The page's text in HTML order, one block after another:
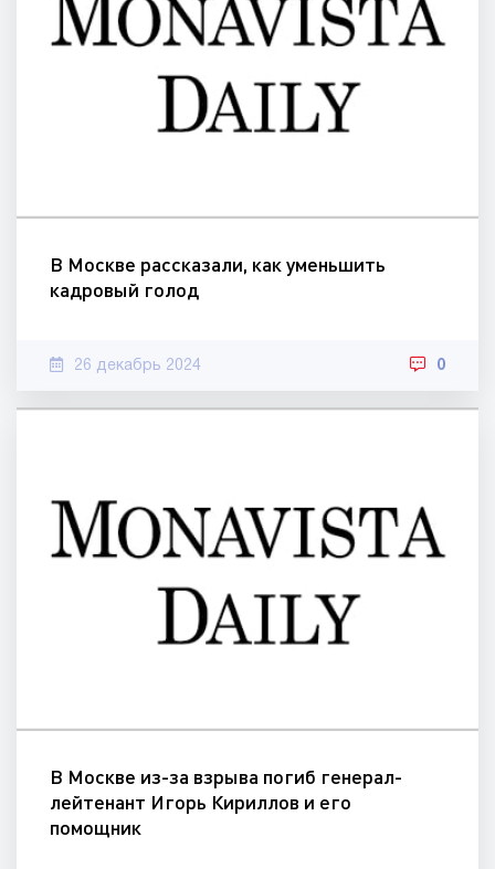
В Москве рассказали, как уменьшить
кадровый голод
26 декабрь 2024 0
В Москве из-за взрыва погиб генерал-
лейтенант Игорь Кириллов и его
помощник